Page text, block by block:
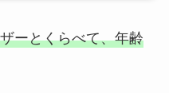
ーとくらべて、年齢